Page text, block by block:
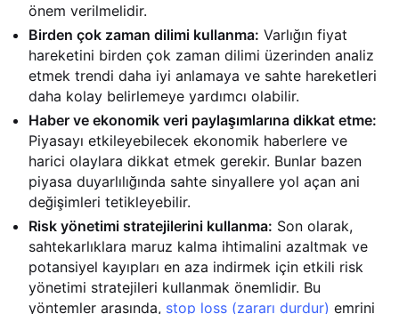
önem verilmelidir.
Birden çok zaman dilimi kullanma: Varlığın fiyat
hareketini birden çok zaman dilimi üzerinden analiz
etmek trendi daha iyi anlamaya ve sahte hareketleri
daha kolay belirlemeye yardımcı olabilir.
Haber ve ekonomik veri paylaşımlarına dikkat etme:
Piyasayı etkileyebilecek ekonomik haberlere ve
harici olaylara dikkat etmek gerekir. Bunlar bazen
piyasa duyarlılığında sahte sinyallere yol açan ani
değişimleri tetikleyebilir.
Risk yönetimi stratejilerini kullanma: Son olarak,
sahtekarlıklara maruz kalma ihtimalini azaltmak ve
potansiyel kayıpları en aza indirmek için etkili risk
yönetimi stratejileri kullanmak önemlidir. Bu
yöntemler arasında, stop loss (zararı durdur) emrini